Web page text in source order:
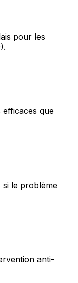
pour les
que
le problème
anti-